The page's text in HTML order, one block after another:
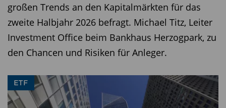
großen Trends an den Kapitalmärkten für das
zweite Halbjahr 2026 befragt. Michael Titz, Leiter
Investment Office beim Bankhaus Herzogpark, zu
den Chancen und Risiken für Anleger.
ETF